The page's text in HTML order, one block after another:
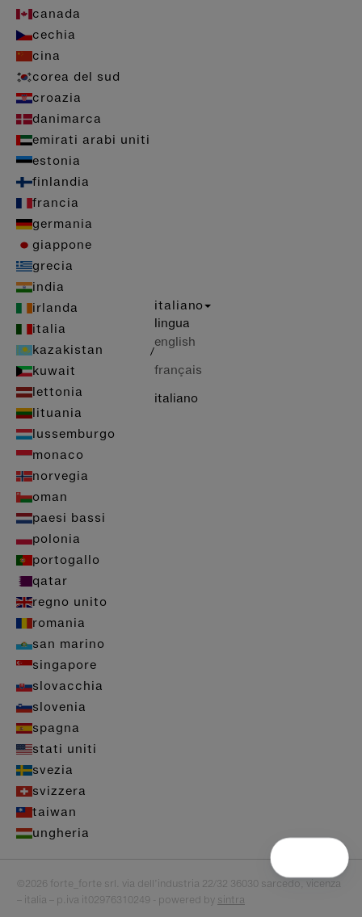
canada
cechia
cina
corea del sud
croazia
danimarca
emirati arabi uniti
estonia
finlandia
francia
germania
giappone
grecia
india
irlanda
italia
kazakistan
kuwait
lettonia
lituania
lussemburgo
monaco
norvegia
oman
paesi bassi
polonia
portogallo
qatar
regno unito
romania
san marino
singapore
slovacchia
slovenia
spagna
stati uniti
svezia
svizzera
taiwan
ungheria
/
italiano
lingua
english
français
italiano
©2026 forte_forte srl. via dell’industria 22/32 36030 sarcedo, vicenza
– italia – p.iva it02976310249 - powered by sintra